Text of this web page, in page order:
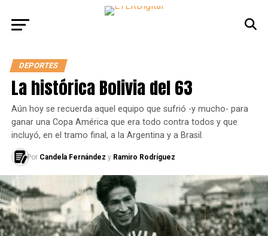
DEPORTES
La histórica Bolivia del 63
Aún hoy se recuerda aquel equipo que sufrió -y mucho- para
ganar una Copa América que era todo contra todos y que
incluyó, en el tramo final, a la Argentina y a Brasil.
Por Candela Fernández y Ramiro Rodríguez